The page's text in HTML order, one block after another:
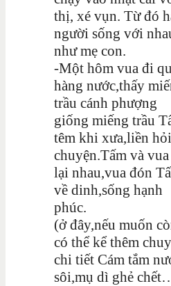
thị, xé vụn. Từ đó
người sống với
như mẹ con.
-Một hôm vua đi
hàng nước,thấy
trầu cánh phượng
giống miếng trầu
têm khi xưa,liền hỏi
chuyện.Tấm và
lại nhau,vua đón
về dinh,sống hạnh
phúc.
(ở đây,nếu muốn
có thể kể thêm
chi tiết Cám tắm
sôi,mụ dì ghẻ